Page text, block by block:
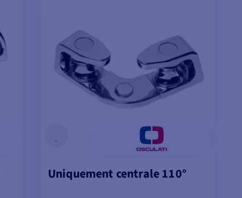
Uniquement centrale 110°